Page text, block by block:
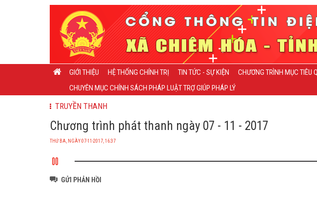
GIỚI THIỆU HỆ THỐNG CHÍNH TRỊ TIN TỨC - SỰ KIỆN CHƯƠNG TRÌNH MỤC TIÊU
CHUYÊN MỤC CHÍNH SÁCH PHÁP LUẬT TRỢ GIÚP PHÁP LÝ
TRUYỀN THANH
Chương trình phát thanh ngày 07 - 11 - 2017
THỨ BA, NGÀY 07-11-2017, 16:37
GỬI PHẢN HỒI